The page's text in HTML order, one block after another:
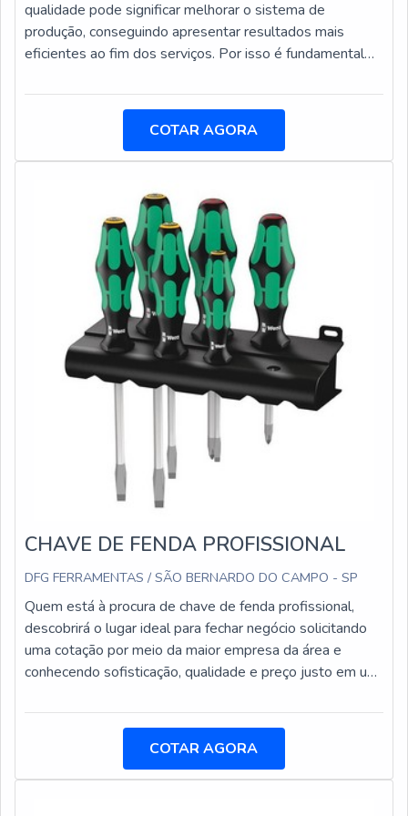
qualidade pode significar melhorar o sistema de
produção, conseguindo apresentar resultados mais
eficientes ao fim dos serviços. Por isso é fundamental
com equipamentos fabricados com matérias primas de
possível evitar quebras precoces nos equipamentos e,
desse modo, consequentemente, evitar gastos com
COTAR AGORA
CHAVE DE FENDA PROFISSIONAL
DFG FERRAMENTAS / SÃO BERNARDO DO CAMPO - SP
Quem está à procura de chave de fenda profissional,
descobrirá o lugar ideal para fechar negócio solicitando
uma cotação por meio da maior empresa da área e
conhecendo sofisticação, qualidade e preço justo em um
DE FENDA PROFISSIONALSe alguém procurar por
responsável, descobre a DFG Ferramentas.
Disponibilizando para os clientes alicates para anéis de
COTAR AGORA